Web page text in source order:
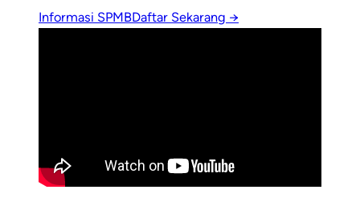
Informasi SPMBDaftar Sekarang →